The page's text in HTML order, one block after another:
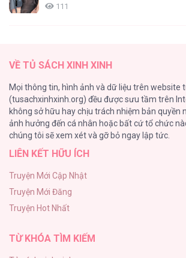
111
98
TUYỂN TẬP: TRAI CÓ LỒN
92
Kiếp Này Ta Sẽ Trở Thành Gia Chủ
Vết Tích Của Ánh Dương
89
VỀ TỦ SÁCH XINH XINH
Mọi thông tin, hình ảnh và dữ liệu trên website
(tusachxinhxinh.org) đều được sưu tầm trên
không sở hữu hay chịu trách nhiệm bản quyền
ảnh hưởng đến cá nhân hoặc bất cứ tổ chức
chúng tôi sẽ xem xét và gỡ bỏ ngay lập tức.
LIÊN KẾT HỮU ÍCH
Truyện Mới Cập Nhật
Truyện Mới Đăng
Truyện Hot Nhất
TỪ KHÓA TÌM KIẾM